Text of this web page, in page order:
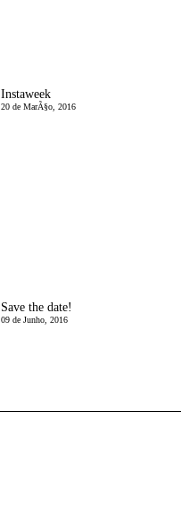
Instaweek
20 de MarÃ§o, 2016
Save the date!
09 de Junho, 2016